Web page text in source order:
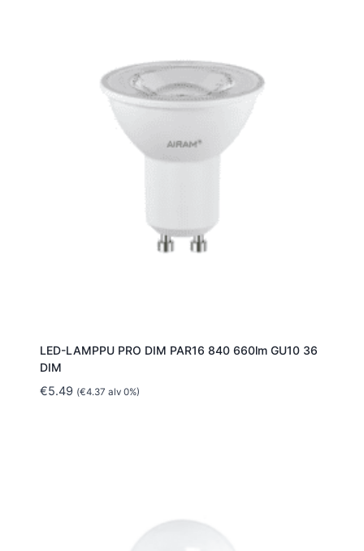
LED-LAMPPU PRO DIM PAR16 840 660lm GU10 36
DIM
€5.49 (€4.37 alv 0%)